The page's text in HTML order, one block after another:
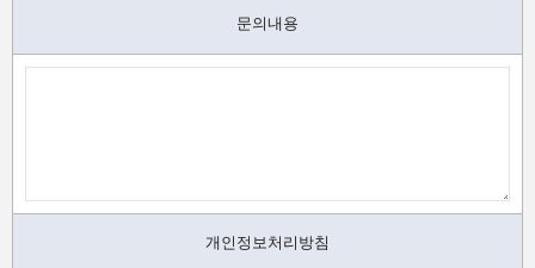
문의내용
개인정보처리방침